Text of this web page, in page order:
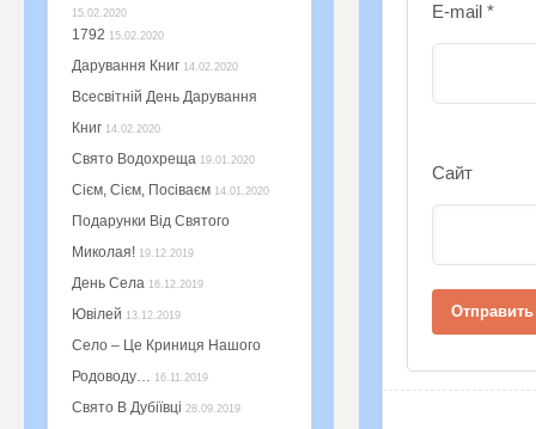
15.02.2020
1792 15.02.2020
Дарування Книг 14.02.2020
Всесвітній День Дарування
Книг 14.02.2020
Свято Водохреща 19.01.2020
Сієм, Сієм, Посіваєм 14.01.2020
Подарунки Від Святого
Миколая! 19.12.2019
День Села 16.12.2019
Ювілей 13.12.2019
Село – Це Криниця Нашого
Родоводу… 16.11.2019
Свято В Дубіївці 28.09.2019
E-mail *
Сайт